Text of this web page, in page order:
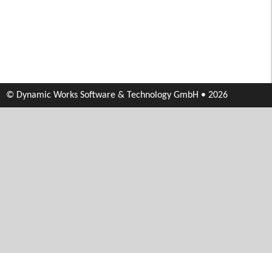
© Dynamic Works Software & Technology GmbH • 2026